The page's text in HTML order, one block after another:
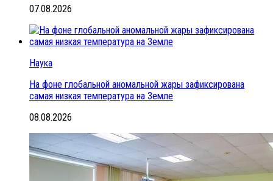
07.08.2026
Наука
На фоне глобальной аномальной жары зафиксирована
самая низкая температура на Земле
08.08.2026